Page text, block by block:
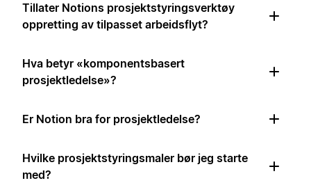
Tillater Notions prosjektstyringsverktøy
oppretting av tilpasset arbeidsflyt?
Hva betyr «komponentsbasert
prosjektledelse»?
Er Notion bra for prosjektledelse?
Hvilke prosjektstyringsmaler bør jeg starte
med?